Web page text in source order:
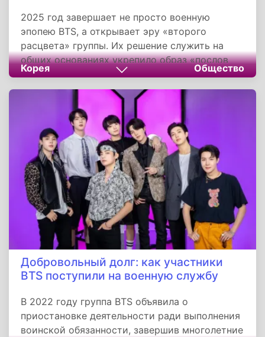
2025 год завершает не просто военную
эпопею BTS, а открывает эру «второго
расцвета» группы. Их решение служить на
общих основаниях укрепило образ «послов
корейской культуры», а возвращение станет
триумфом ценностей, которые они
отстаивают: преданность делу, единство с
фанатами и социальная ответственность.
Корея Общество
Добровольный долг: как участники
BTS поступили на военную службу
В 2022 году группа BTS объявила о
приостановке деятельности ради выполнения
воинской обязанности, завершив многолетние